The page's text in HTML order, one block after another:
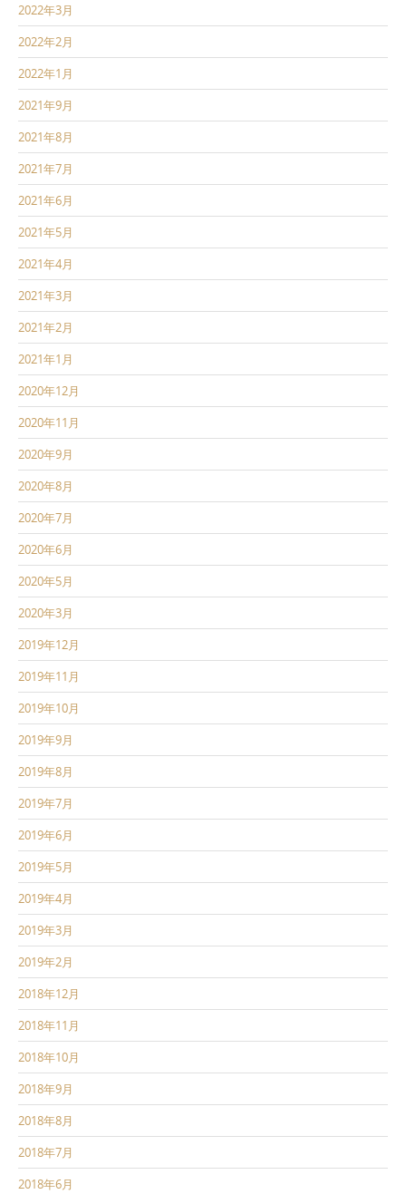
2022年3月
2022年2月
2022年1月
2021年9月
2021年8月
2021年7月
2021年6月
2021年5月
2021年4月
2021年3月
2021年2月
2021年1月
2020年12月
2020年11月
2020年9月
2020年8月
2020年7月
2020年6月
2020年5月
2020年3月
2019年12月
2019年11月
2019年10月
2019年9月
2019年8月
2019年7月
2019年6月
2019年5月
2019年4月
2019年3月
2019年2月
2018年12月
2018年11月
2018年10月
2018年9月
2018年8月
2018年7月
2018年6月